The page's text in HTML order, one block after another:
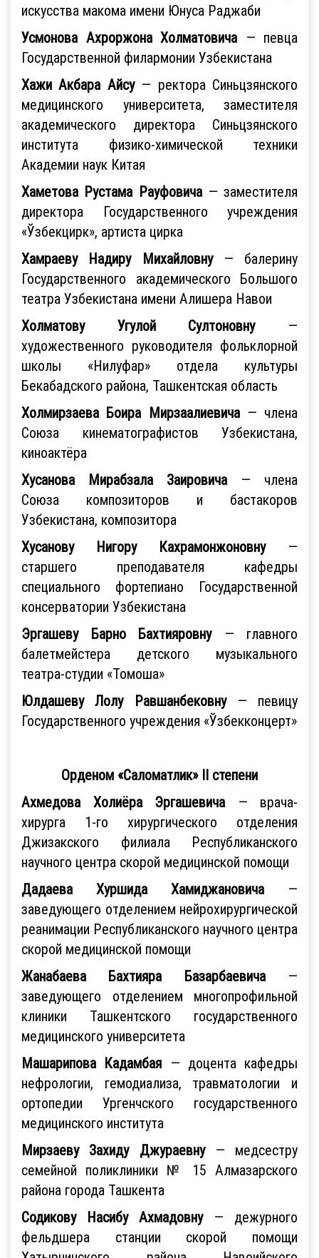
искусства макома имени Юнуса Раджаби
Усмоновa Ахроржона Холматовича— певца
Государственной филармонии Узбекистана
Хажи Акбара Айсу— ректора Синьцзянского
медицинского университета, заместителя
академического директора Синьцзянского
института физико-химической техники
Академии наук Китая
Хаметова Рустама Рауфовича— заместителя
директора Государственного учреждения
«Ўзбекцирк», артиста цирка
Хамраеву Надиру Михайловну— балерину
Государственного академического Большого
театра Узбекистана имени Алишера Навои
Холматову Угулой Султоновну—
художественного руководителя фольклорной
школы «Нилуфар» отдела культуры
Бекабадского района, Ташкентская область
Холмирзаева Боирa Мирзаалиевича— члена
Союза кинематографистов Узбекистана,
киноактёра
Хусанова Мирабзала Заировича— члена
Союза композиторов и бастакоров
Узбекистана, композитора
Хусанову Нигору Кахрамонжоновну—
старшего преподавателя кафедры
специального фортепиано Государственной
консерватории Узбекистана
Эргашеву Барно Бахтияровну— главного
балетмейстера детского музыкального
театра-студии «Томоша»
Юлдашеву Лолу Равшанбековну— певицу
Государственного учреждения «Ўзбекконцерт»
Орденом «Саломатлик» II степени
Ахмедова Холиёра Эргашевича— врача-
хирурга 1-го хирургического отделения
Джизакского филиала Республиканского
научного центра скорой медицинской помощи
Дадаева Хуршида Хамиджановича—
заведующего отделением нейрохирургической
реанимации Республиканского научного центра
скорой медицинской помощи
Жанабаева Бахтияра Базарбаевича—
заведующего отделением многопрофильной
клиники Ташкентского государственного
медицинского университета
Машарипова Кадамбая — доцента кафедры
нефрологии, гемодиализа, травматологии и
ортопедии Ургенчского государственного
медицинского института
Мирзаеву Захиду Джураевну— медсестру
семейной поликлиники № 15 Алмазарского
района города Ташкента
Содикову Насибу Ахмадовну— дежурного
фельдшера станции скорой помощи